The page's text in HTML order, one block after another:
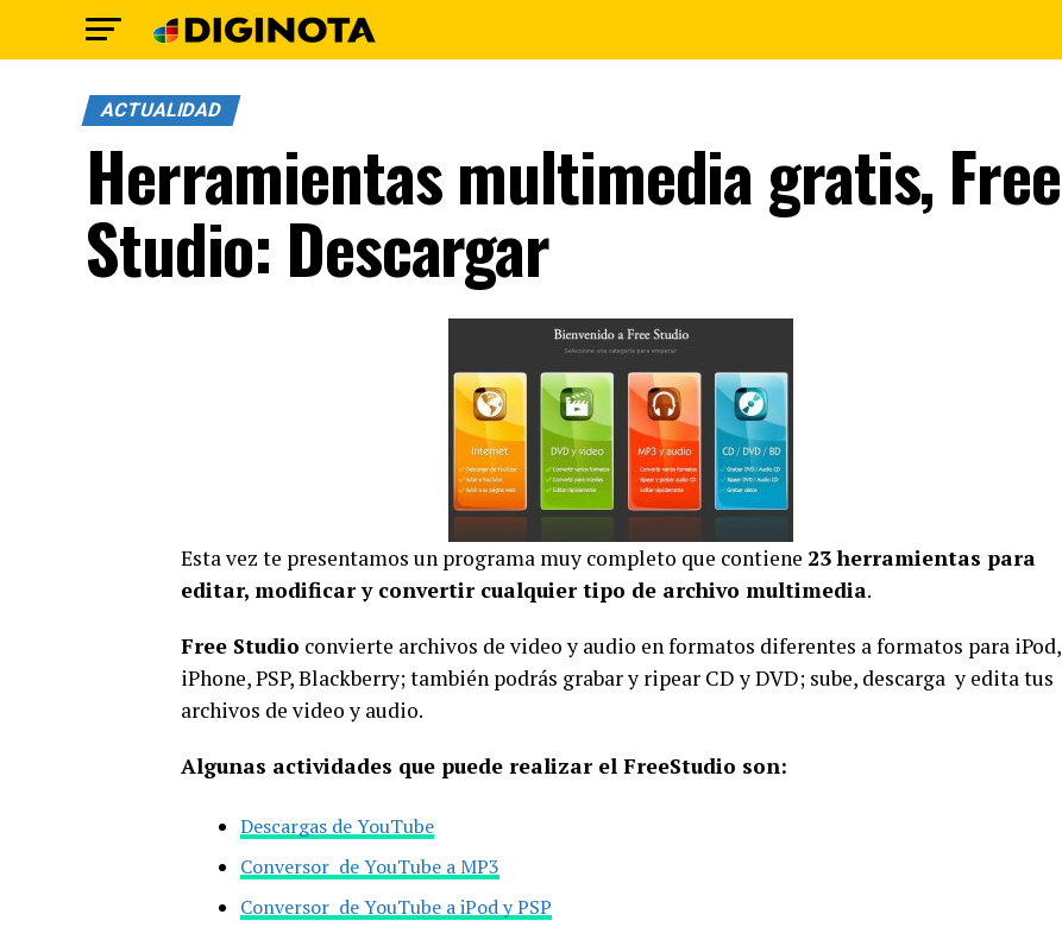
ACTUALIDAD
Herramientas multimedia gratis, Free
Studio: Descargar
Esta vez te presentamos un programa muy completo que contiene 23herramientas para
editar, modificar y convertir cualquier tipo de archivo multimedia.
Free Studio convierte archivos de video y audio en formatos diferentes a formatos para iPod,
iPhone, PSP, Blackberry; también podrás grabar y ripear CD y DVD; sube, descarga y edita tus
archivos de video y audio.
Algunas actividades que puede realizar el FreeStudio son:
Descargas de YouTube
Conversor de YouTube a MP3
Conversor de YouTube a iPod y PSP